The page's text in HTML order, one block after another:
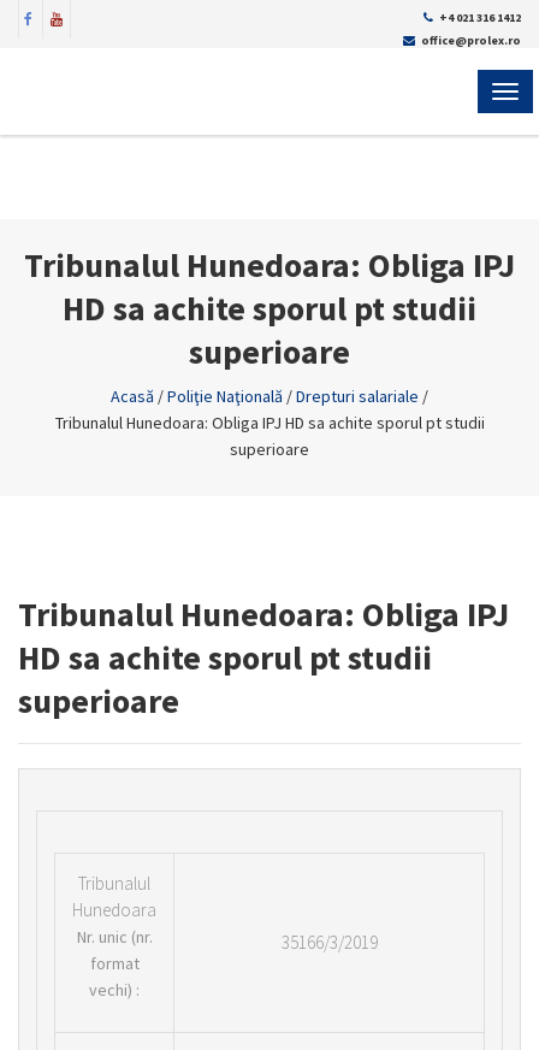
+4 021 316 1412
office@prolex.ro
Tribunalul Hunedoara: Obliga IPJ
HD sa achite sporul pt studii
superioare
Acasă /Poliţie Naţională /Drepturi salariale /
Tribunalul Hunedoara: Obliga IPJ HD sa achite sporul pt studii
superioare
Tribunalul Hunedoara: Obliga IPJ
HD sa achite sporul pt studii
superioare
Tribunalul
Hunedoara
Nr. unic (nr.
format
vechi) :
35166/3/2019